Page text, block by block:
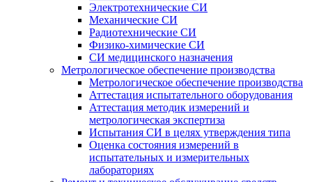
Электротехнические СИ
Механические СИ
Радиотехнические СИ
Физико-химические СИ
СИ медицинского назначения
Метрологическое обеспечение производства
Метрологическое обеспечение производства
Аттестация испытательного оборудования
Аттестация методик измерений и
метрологическая экспертиза
Испытания СИ в целях утверждения типа
Оценка состояния измерений в
испытательных и измерительных
лабораториях